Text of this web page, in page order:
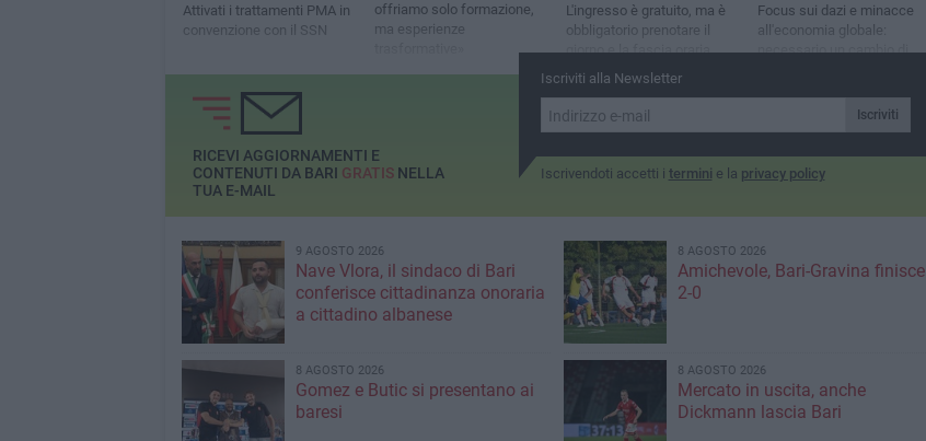
Attivati i trattamenti PMA in
convenzione con il SSN
offriamo solo formazione,
ma esperienze
L'ingresso è gratuito, ma è
obbligatorio prenotare il
giorno e la fascia oraria
preferita
Focus sui dazi e minacce
all'economia globale:
necessario un cambio di
Iscriviti alla Newsletter
Iscriviti
Iscrivendoti accetti i termini e la privacy policy
RICEVI AGGIORNAMENTI E
CONTENUTI DA BARI GRATISNELLA
TUA E-MAIL
9 AGOSTO 2026
Nave Vlora, il sindaco di Bari
conferisce cittadinanza onoraria
a cittadino albanese
8 AGOSTO 2026
Amichevole, Bari-Gravina finisce
2-0
8 AGOSTO 2026
Gomez e Butic si presentano ai
baresi
8 AGOSTO 2026
Mercato in uscita, anche
Dickmann lascia Bari